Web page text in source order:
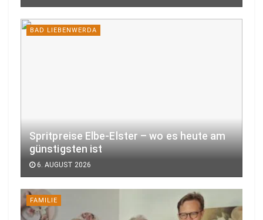
BAD LIEBENWERDA
Spritpreise Elbe-Elster – wo es heute am
günstigsten ist
6. AUGUST 2026
FAMILIE